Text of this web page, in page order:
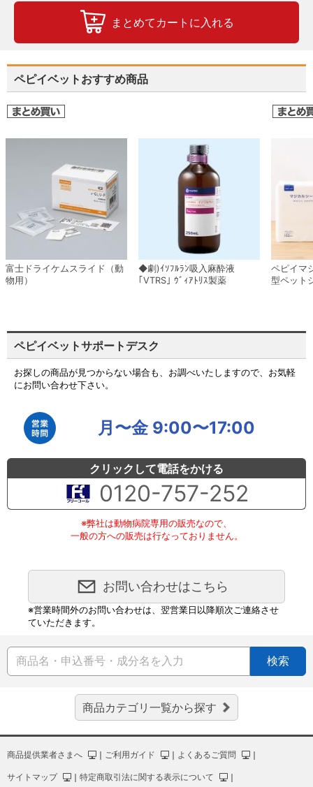
まとめてカートに入れる
ペピイベットおすすめ商品
富士ドライケムスライド（動
物用）
◆劇)ｲｿﾌﾙﾗﾝ吸入麻酔液
｢VTRS｣ ｳﾞｨｱﾄﾘｽ製薬
ペピイマ
型ペット
ペピイベットサポートデスク
お探しの商品が見つからない場合も、お調べいたしますので、お気軽
にお問い合わせ下さい。
月〜金 9:00〜17:00
クリックして電話をかける
0120-757-252
※弊社は動物病院専用の販売なので、
一般の方への販売は行なっておりません。
お問い合わせはこちら
※営業時間外のお問い合わせは、翌営業日以降順次ご連絡させ
ていただきます。
検索
商品カテゴリ一覧から探す
商品提供業者さまへ ｜ ご利用ガイド ｜ よくあるご質問 ｜
サイトマップ ｜ 特定商取引法に関する表示について ｜